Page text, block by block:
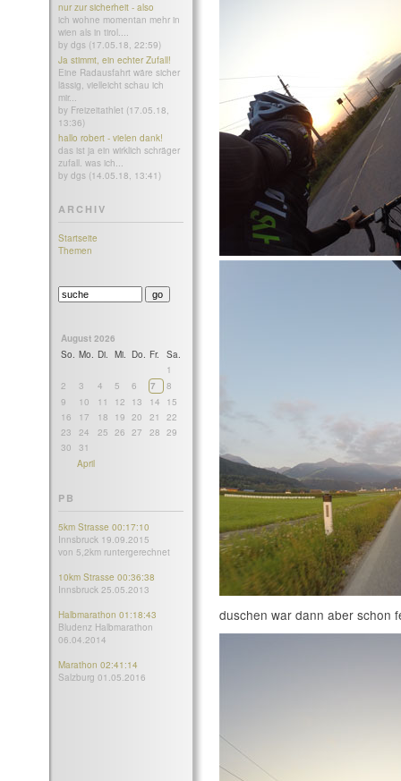
nur zur sicherheit - also
ich wohne momentan mehr in
wien als in tirol....
by dgs (17.05.18, 22:59)
Ja stimmt, ein echter Zufall!
Eine Radausfahrt wäre sicher
lässig, vielleicht schau ich
mir...
by Freizeitathlet (17.05.18,
13:36)
hallo robert - vielen dank!
das ist ja ein wirklich schräger
zufall. was ich...
by dgs (14.05.18, 13:41)
ARCHIV
Startseite
Themen
August 2026
So. Mo. Di. Mi. Do. Fr.
Sa.
1
2
3 4 5 6 7
8
9
10 11 12 13 14
15
16
17 18 19 20 21
22
23
24 25 26 27 28 29
30
31
April
PB
5km Strasse 00:17:10
Innsbruck 19.09.2015
von 5,2km runtergerechnet
10km Strasse 00:36:38
Innsbruck 25.05.2013
Halbmarathon 01:18:43
Bludenz Halbmarathon
06.04.2014
Marathon 02:41:14
Salzburg 01.05.2016
duschen war dann aber schon